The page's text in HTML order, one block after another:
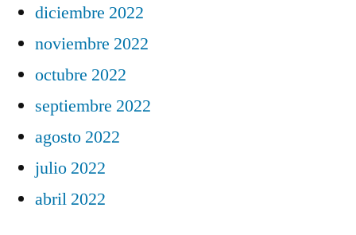
diciembre 2022
noviembre 2022
octubre 2022
septiembre 2022
agosto 2022
julio 2022
abril 2022